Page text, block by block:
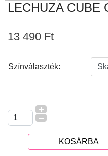
LECHUZA CUBE
13 490 Ft
Színválaszték:
+
–
KOSÁRBA